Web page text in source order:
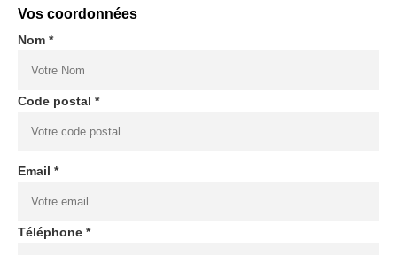
Vos coordonnées
Nom *
Code postal *
Email *
Téléphone *